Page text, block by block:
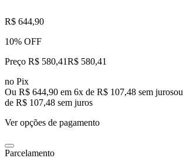
R$ 644,90
10% OFF
Preço R$ 580,41R$ 580,41
no Pix
Ou R$ 644,90 em 6x de R$ 107,48 sem jurosou
de R$ 107,48 sem juros
Ver opções de pagamento
Parcelamento